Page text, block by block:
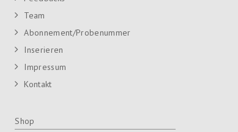
Team
Abonnement/Probenummer
Inserieren
Impressum
Kontakt
Shop